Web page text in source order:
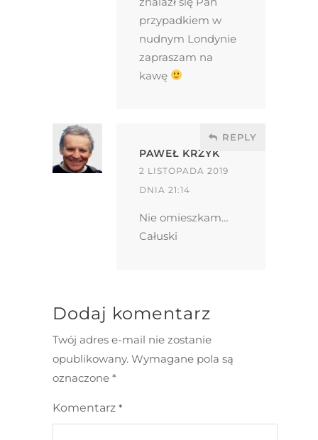
przypadkiem w
nudnym Londynie
zapraszam na
kawę
PAWEŁ KRZYK
2 LISTOPADA 2019
DNIA 21:14
REPLY
Nie omieszkam…
Całuski
Dodaj komentarz
Twój adres e-mail nie zostanie
opublikowany. Wymagane pola są
oznaczone *
Komentarz *